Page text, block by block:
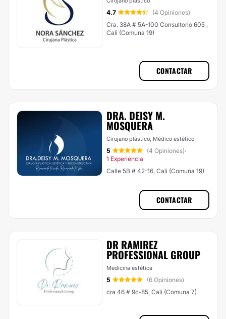
4.7
(4 Opiniones)
Cra. 38A # 5A-100 Consultorio 605 ,
Cali (Comuna 19)
CONTACTAR
DRA. DEISY M.
MOSQUERA
Cirujano plástico, Médico estético
5 (4 Opiniones)·
1 Experiencia
Calle 5B # 42-16, Cali (Comuna 19)
CONTACTAR
DR RAMIREZ
PROFESSIONAL GROUP
Medicina estética
5
(6 Opiniones)
cra 46 # 9c-85, Cali (Comuna 7)